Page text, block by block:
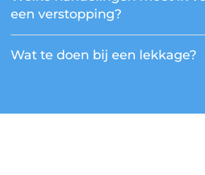
een verstopping?
Wat te doen bij een lekkage?